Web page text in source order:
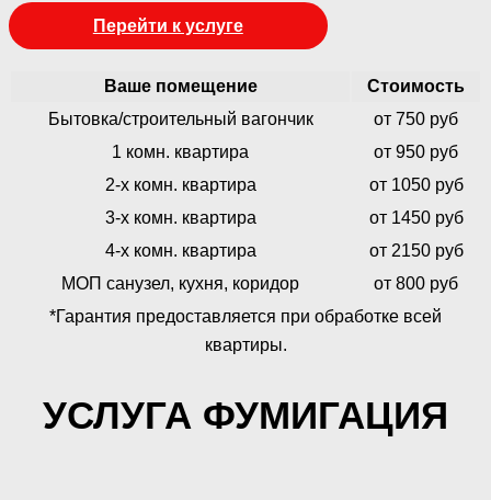
Перейти к услуге
Ваше помещение
Стоимость
Бытовка/строительный вагончик
от 750 руб
1 комн. квартира
от 950 руб
2-х комн. квартира
от 1050 руб
3-х комн. квартира
от 1450 руб
4-х комн. квартира
от 2150 руб
МОП санузел, кухня, коридор
от 800 руб
*Гарантия предоставляется при обработке всей
квартиры.
УСЛУГА ФУМИГАЦИЯ